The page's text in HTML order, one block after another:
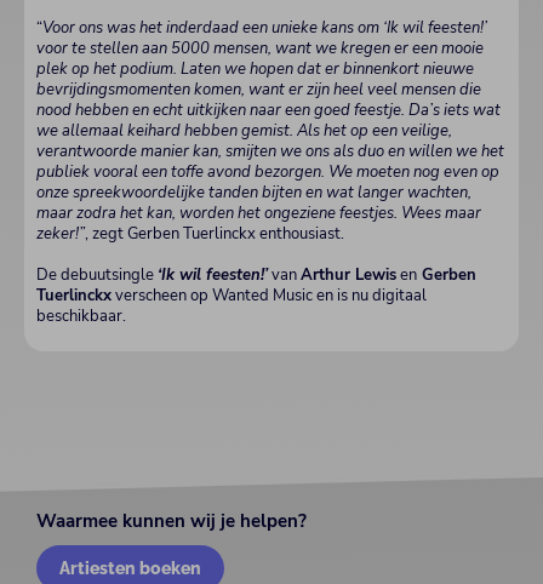
“Voor ons was het inderdaad een unieke kans om ‘Ik wil feesten!’
voor te stellen aan 5000 mensen, want we kregen er een mooie
plek op het podium. Laten we hopen dat er binnenkort nieuwe
bevrijdingsmomenten komen, want er zijn heel veel mensen die
nood hebben en echt uitkijken naar een goed feestje. Da’s iets wat
we allemaal keihard hebben gemist. Als het op een veilige,
verantwoorde manier kan, smijten we ons als duo en willen we het
publiek vooral een toffe avond bezorgen. We moeten nog even op
onze spreekwoordelijke tanden bijten en wat langer wachten,
maar zodra het kan, worden het ongeziene feestjes. Wees maar
zeker!”, zegt Gerben Tuerlinckx enthousiast.
De debuutsingle ‘Ik wil feesten!’vanArthur Lewisen Gerben
Tuerlinckxverscheen op Wanted Music en is nu digitaal
beschikbaar.
Waarmee kunnen wij je helpen?
Artiesten boeken